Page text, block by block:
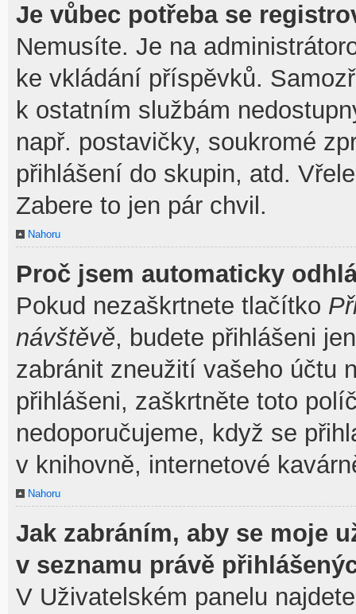
Je vůbec potřeba se
Nemusíte. Je na
ke vkládání příspěvků.
k ostatním službám
např. postavičky, soukromé
přihlášení do skupin, atd.
Zabere to jen pár chvil.
Nahoru
Proč jsem automaticky
Pokud nezaškrtnete tlačítko
návštěvě, budete přihlášeni
zabránit zneužití vašeho účtu
přihlášeni, zaškrtněte toto
nedoporučujeme, když se
v knihovně, internetové
Nahoru
Jak zabráním, aby se moje
v seznamu právě
V Uživatelském panelu